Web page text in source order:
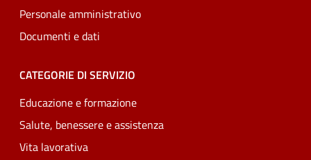
Personale amministrativo
Documenti e dati
CATEGORIE DI SERVIZIO
Educazione e formazione
Salute, benessere e assistenza
Vita lavorativa